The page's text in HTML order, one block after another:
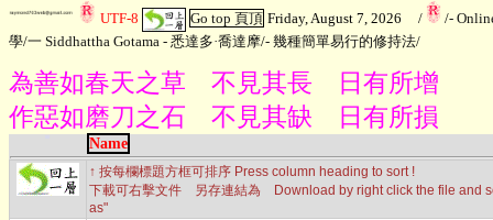
UTF-8 Go top 頁頂 Friday, August 7, 2026 / /-
學/一 Siddhattha Gotama - 悉達多·喬達摩/- 幾種簡單易行的修持法/
為善如春天之草 不見其長 日有所增
作惡如磨刀之石 不見其缺 日有所損
Name
↑ 按每欄標題方框可排序 Press column heading to sort !
下載可右擊文件 另存連結為 Download by right click the file and
as"